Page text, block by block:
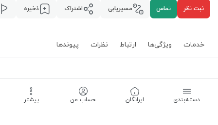
ثبت نظر تماس مسیریابی اشتراک ذخیره
خدمات ویژگی‌ها ارتباط نظرات پیوند‌ها
دسته‌بندی ‌ایرانگان حساب من بیشتر